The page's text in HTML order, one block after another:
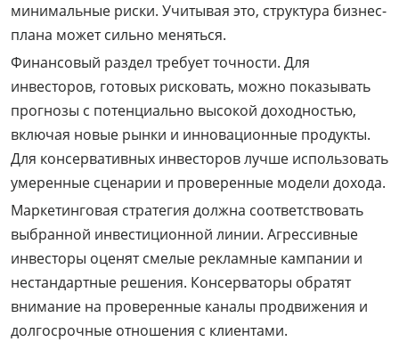
минимальные риски. Учитывая это, структура бизнес-
плана может сильно меняться.
Финансовый раздел требует точности. Для
инвесторов, готовых рисковать, можно показывать
прогнозы с потенциально высокой доходностью,
включая новые рынки и инновационные продукты.
Для консервативных инвесторов лучше использовать
умеренные сценарии и проверенные модели дохода.
Маркетинговая стратегия должна соответствовать
выбранной инвестиционной линии. Агрессивные
инвесторы оценят смелые рекламные кампании и
нестандартные решения. Консерваторы обратят
внимание на проверенные каналы продвижения и
долгосрочные отношения с клиентами.